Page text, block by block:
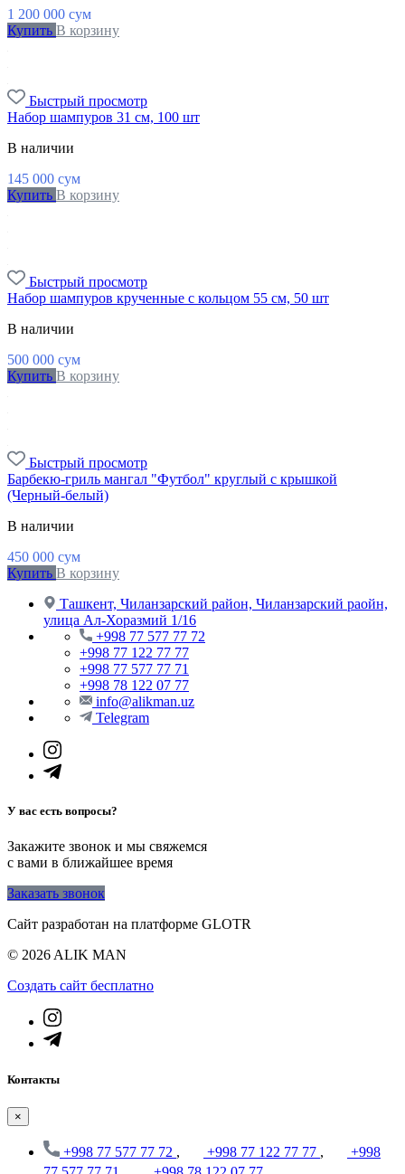
1 200 000 сум
Купить В корзину
Быстрый просмотр
Набор шампуров 31 см, 100 шт
В наличии
145 000 сум
Купить В корзину
Быстрый просмотр
Набор шампуров крученные с кольцом 55 см, 50 шт
В наличии
500 000 сум
Купить В корзину
Быстрый просмотр
Барбекю-гриль мангал "Футбол" круглый с крышкой
(Черный-белый)
В наличии
450 000 сум
Купить В корзину
Ташкент, Чиланзарский район, Чиланзарский раойн,
улица Ал-Хоразмий 1/16
+998 77 577 77 72
+998 77 122 77 77
+998 77 577 77 71
+998 78 122 07 77
info@alikman.uz
Telegram
У вас есть вопросы?
Закажите звонок и мы свяжемся
с вами в ближайшее время
Заказать звонок
Сайт разработан на платформе GLOTR
© 2026 ALIK MAN
Создать cайт бесплатно
Контакты
×
+998 77 577 77 72 , +998 77 122 77 77 ,
+998